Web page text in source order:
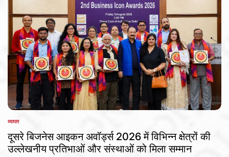
POSTED
IN
व्यापार
दूसरे बिजनेस आइकन अवॉर्ड्स 2026 में विभिन्न क्षेत्रों की
उल्लेखनीय प्रतिभाओं और संस्थाओं को मिला सम्मान